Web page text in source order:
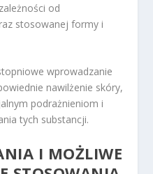
od
stosowanej formy i
wprowadzanie
nawilżenie skóry,
podrażnieniom i
tych substancji.
I MOŻLIWE